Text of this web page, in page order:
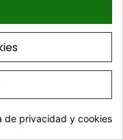
Ref. 1396
de privacidad y cookies